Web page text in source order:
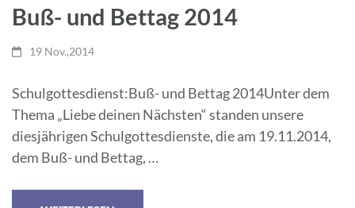
Buß- und Bettag 2014
19 Nov.,2014
Schulgottesdienst:Buß- und Bettag 2014Unter dem
Thema „Liebe deinen Nächsten“ standen unsere
diesjährigen Schulgottesdienste, die am 19.11.2014,
dem Buß- und Bettag, …